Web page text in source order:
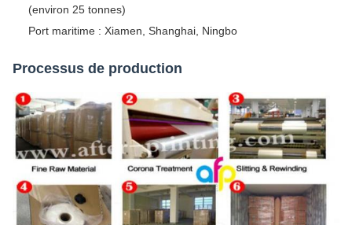
(environ 25 tonnes)
Port maritime : Xiamen, Shanghai, Ningbo
Processus de production